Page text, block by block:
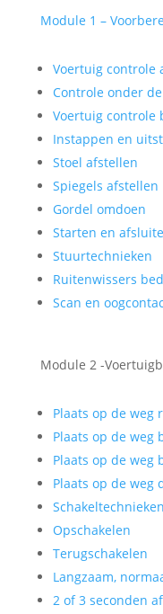
Module 1 –
Voertuig controle
Controle onder
Voertuig controle
Instappen en
Stoel afstellen
Spiegels afstellen
Gordel omdoen
Starten en
Stuurtechnieken
Ruitenwissers
Scan en
Module 2 -
Plaats op de weg
Plaats op de weg
Plaats op de weg
Plaats op de weg
Schakeltechnieken
Opschakelen
Terugschakelen
Langzaam,
2 of 3 seconden